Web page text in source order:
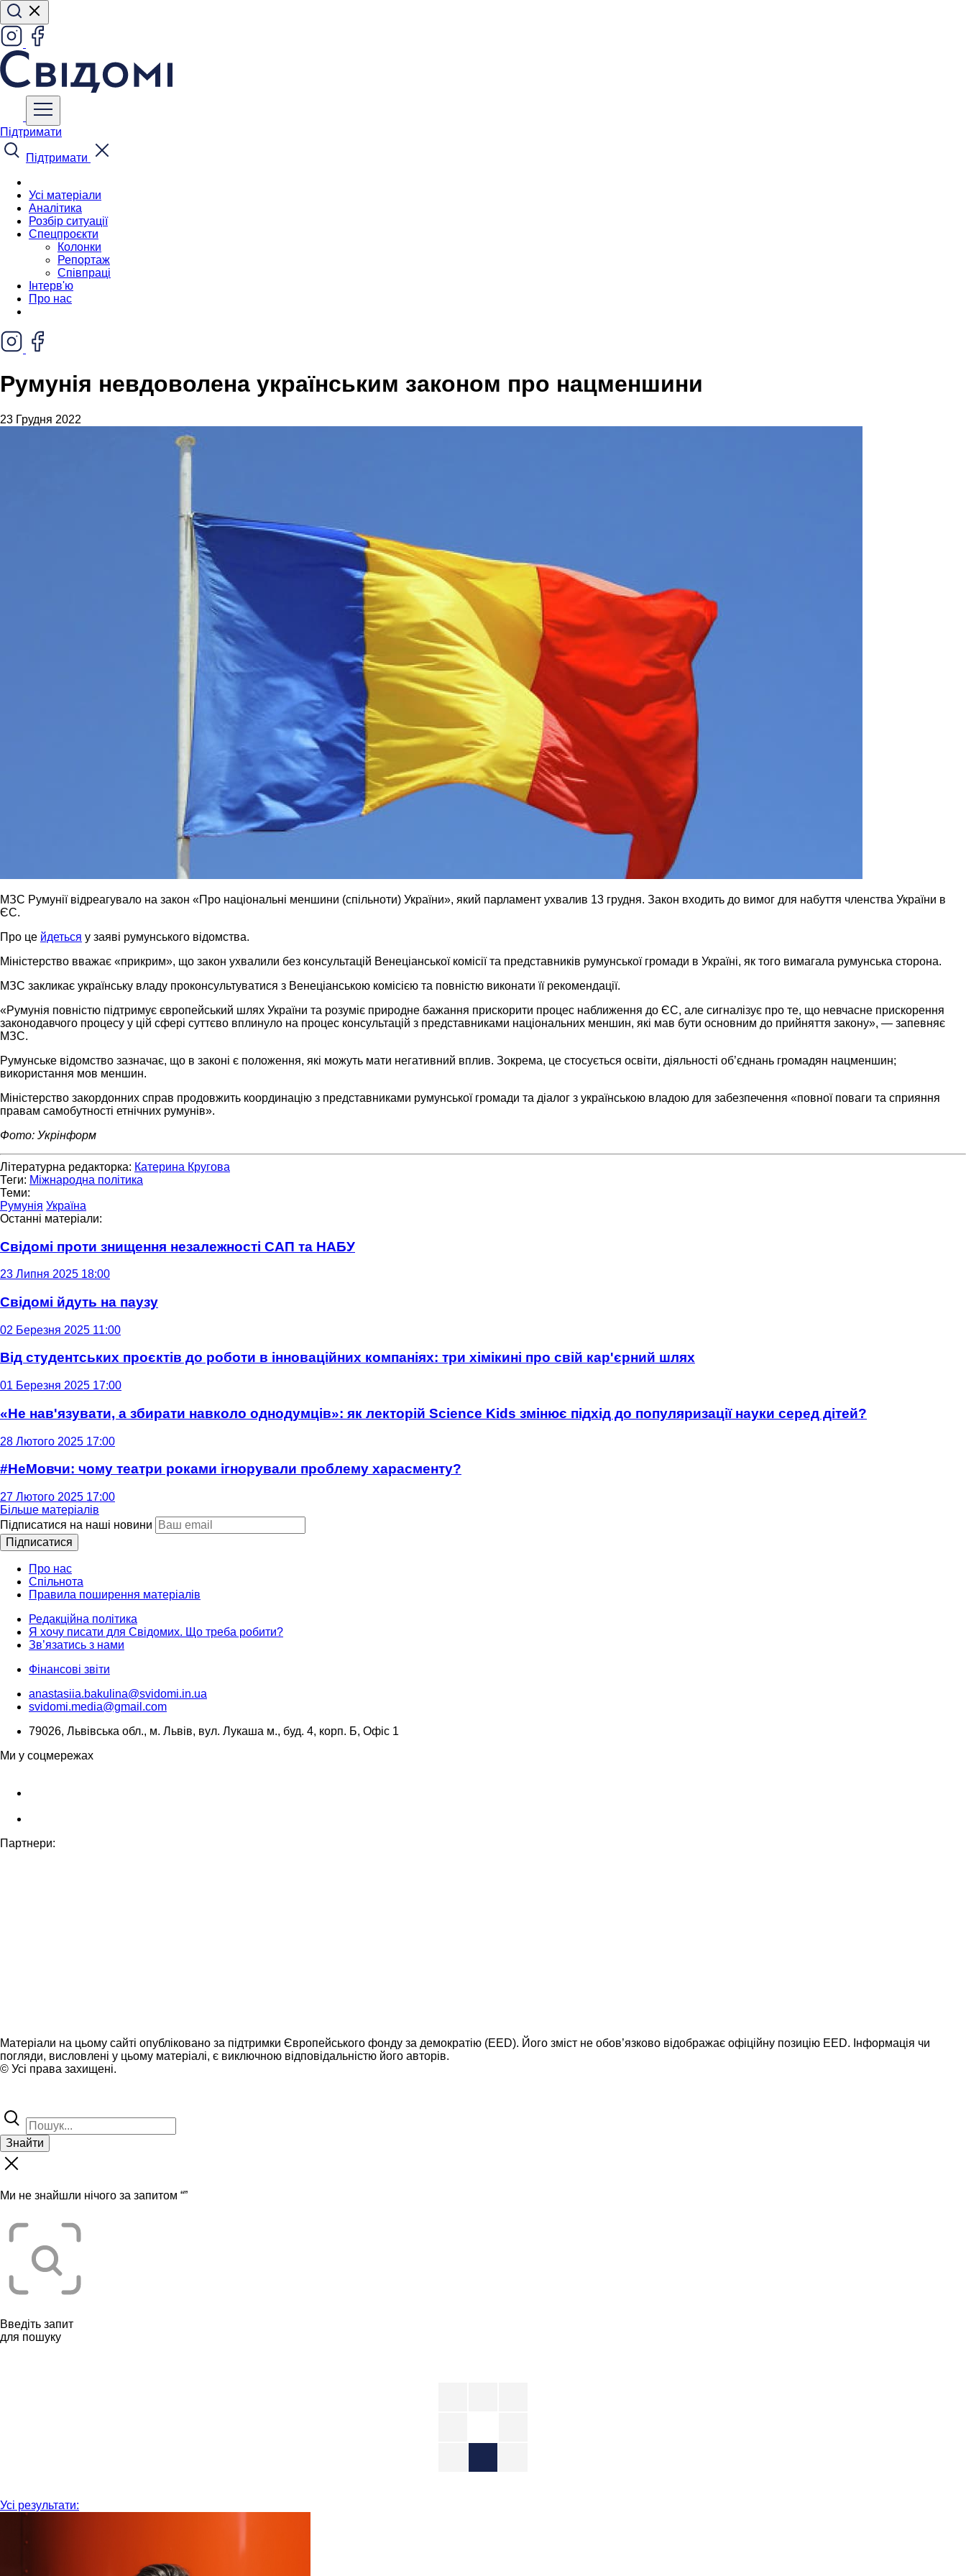
Підтримати
Підтримати
Усі матеріали
Аналітика
Розбір ситуації
Спецпроєкти
Колонки
Репортаж
Співпраці
Інтерв'ю
Про нас
Румунія невдоволена українським законом про нацменшини
23 Грудня 2022
МЗС Румунії відреагувало на закон «Про національні меншини (спільноти) України», який парламент ухвалив 13 грудня. Закон входить до вимог для набуття членства України в
ЄС.
Про це йдеться у заяві румунського відомства.
Міністерство вважає «прикрим», що закон ухвалили без консультацій Венеціанської комісії та представників румунської громади в Україні, як того вимагала румунська сторона.
МЗС закликає українську владу проконсультуватися з Венеціанською комісією та повністю виконати її рекомендації.
«Румунія повністю підтримує європейський шлях України та розуміє природне бажання прискорити процес наближення до ЄС, але сигналізує про те, що невчасне прискорення
законодавчого процесу у цій сфері суттєво вплинуло на процес консультацій з представниками національних меншин, які мав бути основним до прийняття закону», — запевняє
МЗС.
Румунське відомство зазначає, що в законі є положення, які можуть мати негативний вплив. Зокрема, це стосується освіти, діяльності об’єднань громадян нацменшин;
використання мов меншин.
Міністерство закордонних справ продовжить координацію з представниками румунської громади та діалог з українською владою для забезпечення «повної поваги та сприяння
правам самобутності етнічних румунів».
Фото: Укрінформ
Літературна редакторка: Катерина Кругова
Теги: Міжнародна політика
Теми:
Румунія Україна
Останні матеріали:
Свідомі проти знищення незалежності САП та НАБУ
23 Липня 2025 18:00
Свідомі йдуть на паузу
02 Березня 2025 11:00
Від студентських проєктів до роботи в інноваційних компаніях: три хімікині про свій кар'єрний шлях
01 Березня 2025 17:00
«Не нав'язувати, а збирати навколо однодумців»: як лекторій Science Kids змінює підхід до популяризації науки серед дітей?
28 Лютого 2025 17:00
#НеМовчи: чому театри роками ігнорували проблему харасменту?
27 Лютого 2025 17:00
Більше матеріалів
Підписатися на наші новини
Підписатися
Про нас
Спільнота
Правила поширення матеріалів
Редакційна політика
Я хочу писати для Свідомих. Що треба робити?
Зв’язатись з нами
Фінансові звіти
anastasiia.bakulina@svidomi.in.ua
svidomi.media@gmail.com
79026, Львівська обл., м. Львів, вул. Лукаша м., буд. 4, корп. Б, Офіс 1
Ми у соцмережах
Партнери:
Матеріали на цьому сайті опубліковано за підтримки Європейського фонду за демократію (EED). Його зміст не обов’язково відображає офіційну позицію EED. Інформація чи
погляди, висловлені у цьому матеріалі, є виключною відповідальністю його авторів.
© Усі права захищені.
Знайти
Ми не знайшли нічого за запитом “”
Введіть запит
для пошуку
Усі результати: